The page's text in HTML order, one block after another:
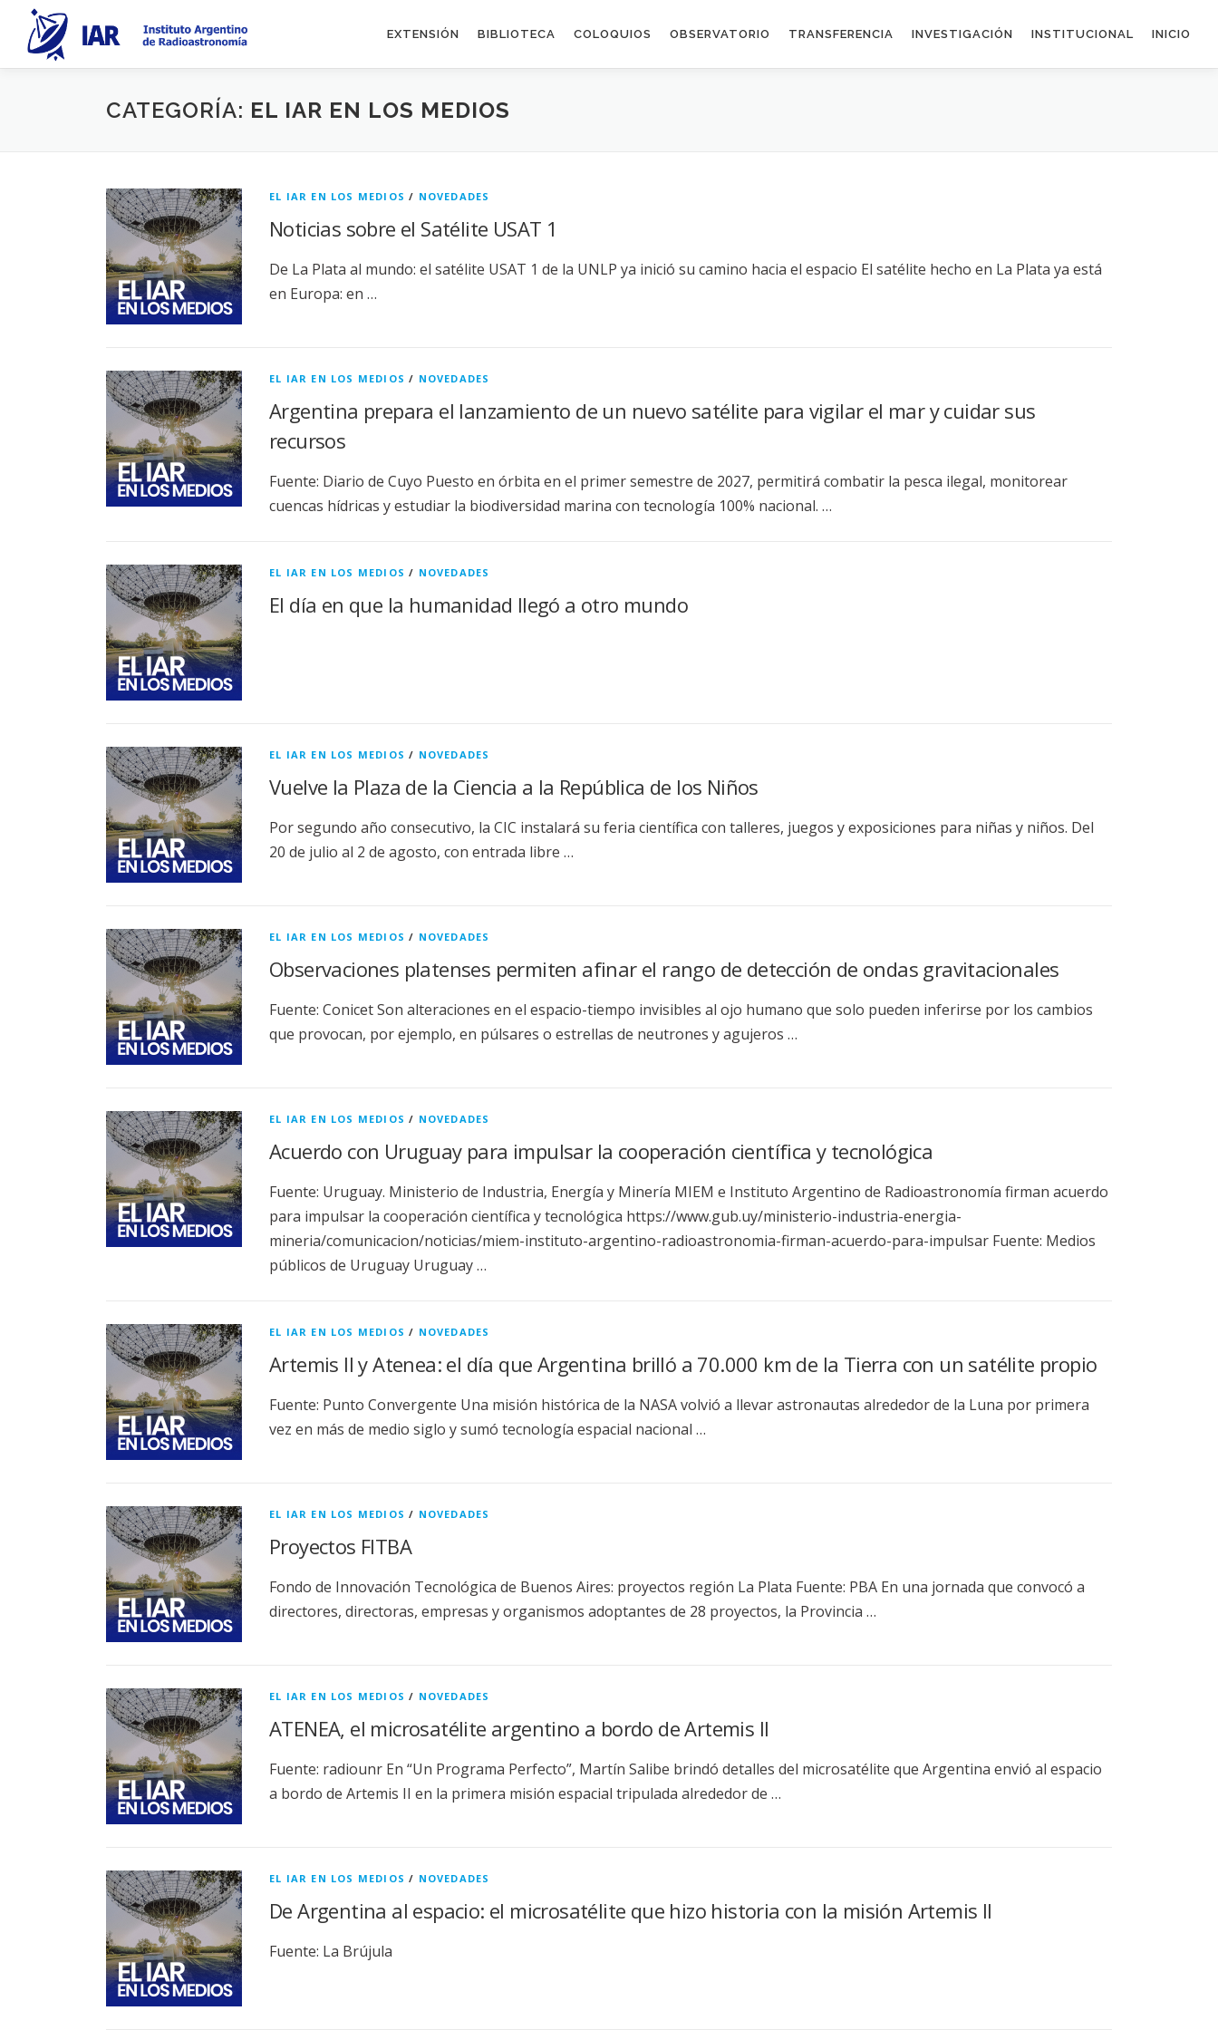
Saltar
contenido
EXTENSIÓN BIBLIOTECA COLOQUIOS OBSERVATORIO TRANSFERENCIA INVESTIGACIÓN INSTITUCIONAL INICIO
CATEGORÍA: EL IAR EN LOS MEDIOS
EL IAR EN LOS MEDIOS / NOVEDADES
Noticias sobre el Satélite USAT 1
De La Plata al mundo: el satélite USAT 1 de la UNLP ya inició su camino hacia el espacio El satélite hecho en La Plata ya está
en Europa: en …
EL IAR EN LOS MEDIOS / NOVEDADES
Argentina prepara el lanzamiento de un nuevo satélite para vigilar el mar y cuidar sus
recursos
Fuente: Diario de Cuyo Puesto en órbita en el primer semestre de 2027, permitirá combatir la pesca ilegal, monitorear
cuencas hídricas y estudiar la biodiversidad marina con tecnología 100% nacional. …
EL IAR EN LOS MEDIOS / NOVEDADES
El día en que la humanidad llegó a otro mundo
EL IAR EN LOS MEDIOS / NOVEDADES
Vuelve la Plaza de la Ciencia a la República de los Niños
Por segundo año consecutivo, la CIC instalará su feria científica con talleres, juegos y exposiciones para niñas y niños. Del
20 de julio al 2 de agosto, con entrada libre …
EL IAR EN LOS MEDIOS / NOVEDADES
Observaciones platenses permiten afinar el rango de detección de ondas gravitacionales
Fuente: Conicet Son alteraciones en el espacio-tiempo invisibles al ojo humano que solo pueden inferirse por los cambios
que provocan, por ejemplo, en púlsares o estrellas de neutrones y agujeros …
EL IAR EN LOS MEDIOS / NOVEDADES
Acuerdo con Uruguay para impulsar la cooperación científica y tecnológica
Fuente: Uruguay. Ministerio de Industria, Energía y Minería MIEM e Instituto Argentino de Radioastronomía firman acuerdo
para impulsar la cooperación científica y tecnológica https://www.gub.uy/ministerio-industria-energia-
mineria/comunicacion/noticias/miem-instituto-argentino-radioastronomia-firman-acuerdo-para-impulsar Fuente: Medios
públicos de Uruguay Uruguay …
EL IAR EN LOS MEDIOS / NOVEDADES
Artemis II y Atenea: el día que Argentina brilló a 70.000 km de la Tierra con un satélite propio
Fuente: Punto Convergente Una misión histórica de la NASA volvió a llevar astronautas alrededor de la Luna por primera
vez en más de medio siglo y sumó tecnología espacial nacional …
EL IAR EN LOS MEDIOS / NOVEDADES
Proyectos FITBA
Fondo de Innovación Tecnológica de Buenos Aires: proyectos región La Plata Fuente: PBA En una jornada que convocó a
directores, directoras, empresas y organismos adoptantes de 28 proyectos, la Provincia …
EL IAR EN LOS MEDIOS / NOVEDADES
ATENEA, el microsatélite argentino a bordo de Artemis II
Fuente: radiounr En “Un Programa Perfecto”, Martín Salibe brindó detalles del microsatélite que Argentina envió al espacio
a bordo de Artemis II en la primera misión espacial tripulada alrededor de …
EL IAR EN LOS MEDIOS / NOVEDADES
De Argentina al espacio: el microsatélite que hizo historia con la misión Artemis II
Fuente: La Brújula